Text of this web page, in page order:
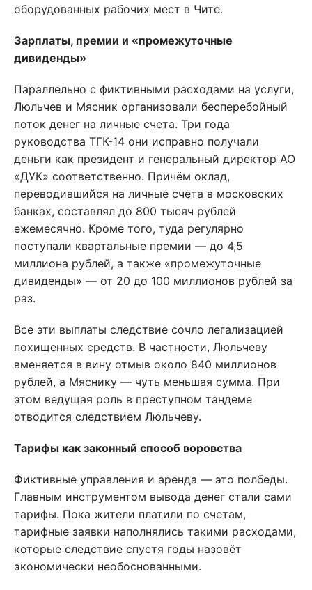
оборудованных рабочих мест в Чите.
Зарплаты, премии и «промежуточные
дивиденды»
Параллельно с фиктивными расходами на услуги,
Люльчев и Мясник организовали бесперебойный
поток денег на личные счета. Три года
руководства ТГК-14 они исправно получали
деньги как президент и генеральный директор АО
«ДУК» соответственно. Причём оклад,
переводившийся на личные счета в московских
банках, составлял до 800 тысяч рублей
ежемесячно. Кроме того, туда регулярно
поступали квартальные премии — до 4,5
миллиона рублей, а также «промежуточные
дивиденды» — от 20 до 100 миллионов рублей за
раз.
Все эти выплаты следствие сочло легализацией
похищенных средств. В частности, Люльчеву
вменяется в вину отмыв около 840 миллионов
рублей, а Мяснику — чуть меньшая сумма. При
этом ведущая роль в преступном тандеме
отводится следствием Люльчеву.
Тарифы как законный способ воровства
Фиктивные управления и аренда — это полбеды.
Главным инструментом вывода денег стали сами
тарифы. Пока жители платили по счетам,
тарифные заявки наполнялись такими расходами,
которые следствие спустя годы назовёт
экономически необоснованными.